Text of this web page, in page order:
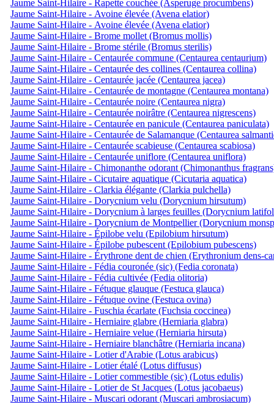
Jaume Saint-Hilaire - Rapette couchée (Asperuge procumbens)
Jaume Saint-Hilaire - Avoine élevée (Avena elatior)
Jaume Saint-Hilaire - Avoine élevée (Avena elatior)
Jaume Saint-Hilaire - Brome mollet (Bromus mollis)
Jaume Saint-Hilaire - Brome stérile (Bromus sterilis)
Jaume Saint-Hilaire - Centaurée commune (Centaurea centaurium)
Jaume Saint-Hilaire - Centaurée des collines (Centaurea collina)
Jaume Saint-Hilaire - Centaurée jacée (Centaurea jacea)
Jaume Saint-Hilaire - Centaurée de montagne (Centaurea montana)
Jaume Saint-Hilaire - Centaurée noire (Centaurea nigra)
Jaume Saint-Hilaire - Centaurée noirâtre (Centaurea nigrescens)
Jaume Saint-Hilaire - Centaurée en panicule (Centaurea paniculata)
Jaume Saint-Hilaire - Centaurée de Salamanque (Centaurea
Jaume Saint-Hilaire - Centaurée scabieuse (Centaurea scabiosa)
Jaume Saint-Hilaire - Centaurée uniflore (Centaurea uniflora)
Jaume Saint-Hilaire - Chimonanthe odorant (Chimonanthus
Jaume Saint-Hilaire - Cicutaire aquatique (Cicutaria aquatica)
Jaume Saint-Hilaire - Clarkia élégante (Clarkia pulchella)
Jaume Saint-Hilaire - Dorycnium velu (Dorycnium hirsutum)
Jaume Saint-Hilaire - Dorycnium à larges feuilles (Dorycnium
Jaume Saint-Hilaire - Dorycnium de Montpellier (Dorycnium
Jaume Saint-Hilaire - Épilobe velu (Epilobium hirsutum)
Jaume Saint-Hilaire - Épilobe pubescent (Epilobium pubescens)
Jaume Saint-Hilaire - Érythrone dent de chien (Erythronium dens-
Jaume Saint-Hilaire - Fédia couronée (sic) (Fedia coronata)
Jaume Saint-Hilaire - Fédia cultivée (Fedia olitoria)
Jaume Saint-Hilaire - Fétuque glauque (Festuca glauca)
Jaume Saint-Hilaire - Fétuque ovine (Festuca ovina)
Jaume Saint-Hilaire - Fuschia écarlate (Fuchsia coccinea)
Jaume Saint-Hilaire - Herniaire glabre (Herniaria glabra)
Jaume Saint-Hilaire - Herniaire velue (Herniaria hirsuta)
Jaume Saint-Hilaire - Herniaire blanchâtre (Herniaria incana)
Jaume Saint-Hilaire - Lotier d'Arabie (Lotus arabicus)
Jaume Saint-Hilaire - Lotier étalé (Lotus diffusus)
Jaume Saint-Hilaire - Lotier commestible (sic) (Lotus edulis)
Jaume Saint-Hilaire - Lotier de St Jacques (Lotus jacobaeus)
Jaume Saint-Hilaire - Muscari odorant (Muscari ambrosiacum)